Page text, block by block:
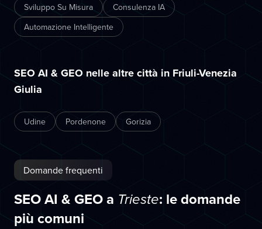
Sviluppo Su Misura
Consulenza IA
Automazione Intelligente
SEO AI & GEO nelle altre città in Friuli-Venezia
Giulia
Udine Pordenone Gorizia
Domande frequenti
SEO AI & GEO a Trieste: le domande
più comuni